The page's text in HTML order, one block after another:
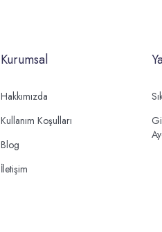
Kurumsal
Hakkımızda
Kullanım Koşulları
Blog
İletişim